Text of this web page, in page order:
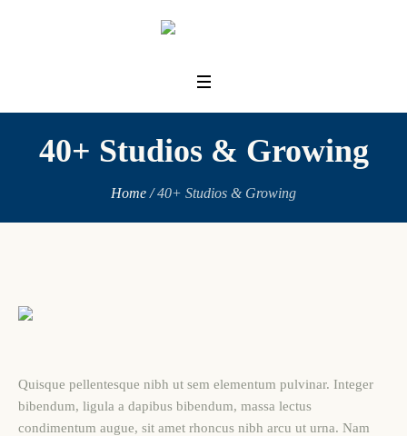
40+ Studios & Growing
Home /40+ Studios & Growing
Quisque pellentesque nibh ut sem elementum pulvinar. Integer
bibendum, ligula a dapibus bibendum, massa lectus
condimentum augue, sit amet rhoncus nibh arcu ut urna. Nam